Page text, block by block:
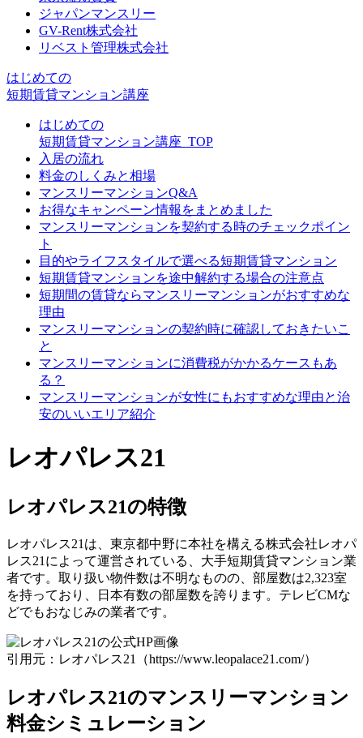
ジャパンマンスリー
GV-Rent株式会社
リベスト管理株式会社
はじめての
短期賃貸マンション講座
はじめての
短期賃貸マンション講座_TOP
入居の流れ
料金のしくみと相場
マンスリーマンションQ&A
お得なキャンペーン情報をまとめました
マンスリーマンションを契約する時のチェックポイン
ト
目的やライフスタイルで選べる短期賃貸マンション
短期賃貸マンションを途中解約する場合の注意点
短期間の賃貸ならマンスリーマンションがおすすめな
理由
マンスリーマンションの契約時に確認しておきたいこ
と
マンスリーマンションに消費税がかかるケースもあ
る？
マンスリーマンションが女性にもおすすめな理由と治
安のいいエリア紹介
レオパレス21
レオパレス21の特徴
レオパレス21は、東京都中野に本社を構える株式会社レオパ
レス21によって運営されている、大手短期賃貸マンション業
者です。取り扱い物件数は不明なものの、部屋数は2,323室
を持っており、日本有数の部屋数を誇ります。テレビCMな
どでもおなじみの業者です。
引用元：レオパレス21（https://www.leopalace21.com/）
レオパレス21のマンスリーマンション
料金シミュレーション